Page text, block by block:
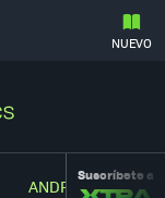
NUEVO
ANDROIDSuscríbete a